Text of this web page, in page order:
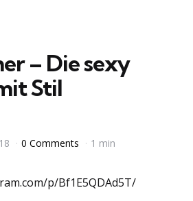
– Die sexy
Stil
0 Comments 1 min
p/Bf1E5QDAd5T/